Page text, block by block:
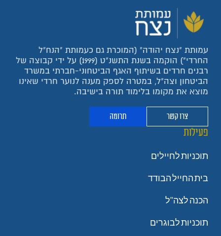
עמותת "נצח יהודה" (המוכרת גם כעמותת "הנח"ל
החרדי") הוקמה בשנת התשנ"ט (1999) על ידי קבוצה של
רבנים חרדים בשיתוף האגף הביטחוני-חברתי במשרד
הביטחון וצה"ל, במטרה לספק מענה לנוער חרדי שאינו
מוצא את מקומו בלימוד תורה בישיבה.
צרו קשר תרומה
פעילות
תוכניות לחיילים
בית החייל הבודד
הכנה לצה"ל
תוכניות לבוגרים